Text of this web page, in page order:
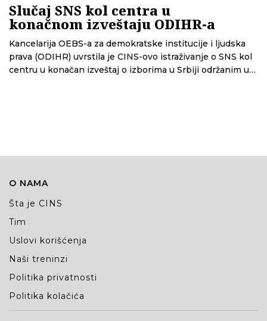
Slučaj SNS kol centra u
konačnom izveštaju ODIHR-a
Kancelarija OEBS-a za demokratske institucije i ljudska
prava (ODIHR) uvrstila je CINS-ovo istraživanje o SNS kol
centru u konačan izveštaj o izborima u Srbiji održanim u
O NAMA
Šta je CINS
Tim
Uslovi korišćenja
Naši treninzi
Politika privatnosti
Politika kolačića